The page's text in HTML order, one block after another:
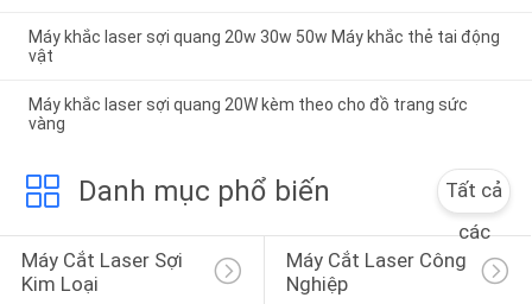
Máy khắc laser sợi quang 20w 30w 50w Máy ​​khắc thẻ tai động
vật
Máy khắc laser sợi quang 20W kèm theo cho đồ trang sức
vàng
Danh mục phổ biến
Tất cả
các
Máy Cắt Laser Sợi
Kim Loại
Máy Cắt Laser Công
Nghiệp